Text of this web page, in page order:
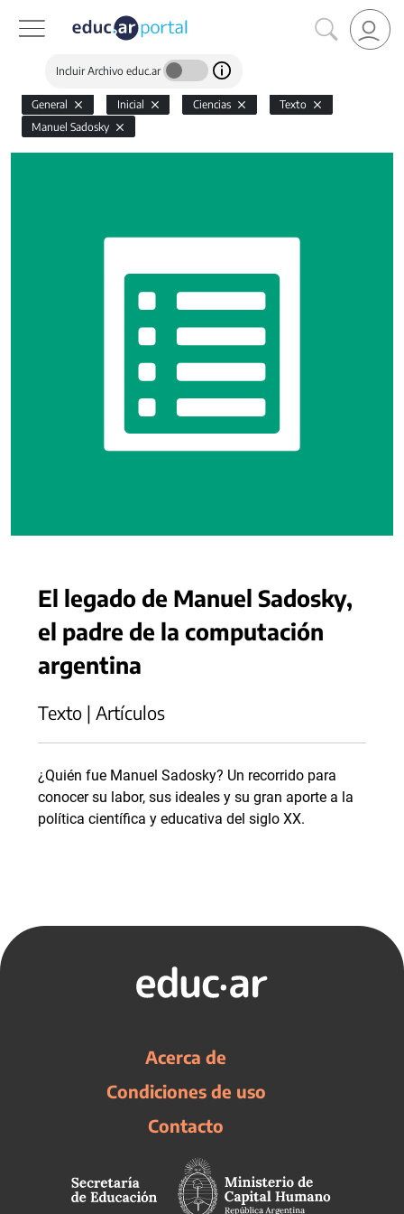
Incluir Archivo educ.ar
General Inicial Ciencias
Texto
Manuel Sadosky
El legado de Manuel Sadosky,
el padre de la computación
argentina
Texto | Artículos
¿Quién fue Manuel Sadosky? Un recorrido para
conocer su labor, sus ideales y su gran aporte a la
política científica y educativa del siglo XX.
Acerca de
Condiciones de uso
Contacto